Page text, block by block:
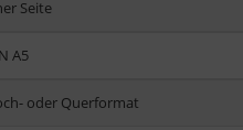
Seite
A5
oder Querformat